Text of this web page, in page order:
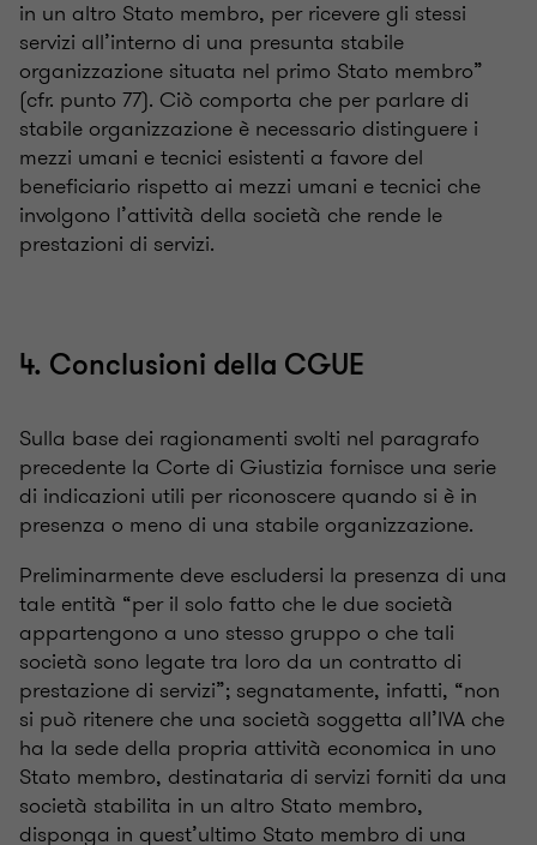
in un altro Stato membro, per ricevere gli stessi
servizi all’interno di una presunta stabile
organizzazione situata nel primo Stato membro”
(cfr. punto 77). Ciò comporta che per parlare di
stabile organizzazione è necessario distinguere i
mezzi umani e tecnici esistenti a favore del
beneficiario rispetto ai mezzi umani e tecnici che
involgono l’attività della società che rende le
prestazioni di servizi.
4. Conclusioni della CGUE
Sulla base dei ragionamenti svolti nel paragrafo
precedente la Corte di Giustizia fornisce una serie
di indicazioni utili per riconoscere quando si è in
presenza o meno di una stabile organizzazione.
Preliminarmente deve escludersi la presenza di una
tale entità “per il solo fatto che le due società
appartengono a uno stesso gruppo o che tali
società sono legate tra loro da un contratto di
prestazione di servizi”; segnatamente, infatti, “non
si può ritenere che una società soggetta all’IVA che
ha la sede della propria attività economica in uno
Stato membro, destinataria di servizi forniti da una
società stabilita in un altro Stato membro,
disponga in quest’ultimo Stato membro di una